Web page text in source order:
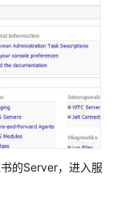
的Server，进入服